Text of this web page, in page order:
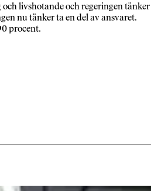
livshotande och regeringen
nu tänker ta en del av ansvaret.
procent.